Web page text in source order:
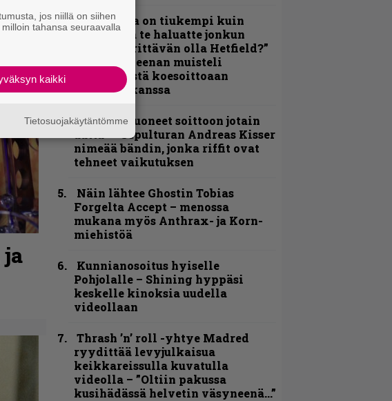
”Metallica on tiukempi kuin
koskaan ja te haluatte jonkun
nulikan yrittävän olla Hetfield?”
– Pepper Keenan muisteli
ensimmäistä koesoittoaan
hevijätin kanssa
”He ovat tuoneet soittoon jotain
uutta” – Sepulturan Andreas Kisser
nimeää bändin, jonka riffit ovat
tehneet vaikutuksen
Näin lähtee Ghostin Tobias
Forgelta Accept – menossa
mukana myös Anthrax- ja Korn-
miehistöä
Kunnianosoitus hyiselle
Pohjolalle – Shining hyppäsi
keskelle kinoksia uudella
videollaan
Thrash ’n’ roll -yhtye Madred
ryydittää levyjulkaisua
keikkareissulla kuvatulla
videolla – ”Oltiin pakussa
kusihädässä helvetin väsyneenä…”
jos niillä on siihen
tahansa seuraavalla
kaikki
Tietosuojakäytäntömme